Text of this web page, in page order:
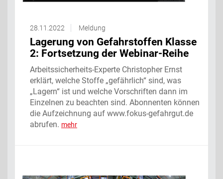
28.11.2022 Meldung
Lagerung von Gefahrstoffen Klasse
2: Fortsetzung der Webinar-Reihe
Arbeitssicherheits-Experte Christopher Ernst
erklärt, welche Stoffe „gefährlich“ sind, was
„Lagern“ ist und welche Vorschriften dann im
Einzelnen zu beachten sind. Abonnenten können
die Aufzeichnung auf www.fokus-gefahrgut.de
abrufen. mehr